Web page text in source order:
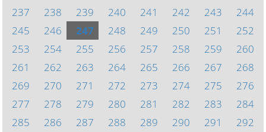
237
238 239 240 241 242 243
244
245
246 247 248 249 250 251
252
253
254 255 256 257 258 259
260
261
262 263 264 265 266 267
268
269
270 271 272 273 274 275
276
277
278 279 280 281 282 283
284
285
286 287 288 289 290 291
292